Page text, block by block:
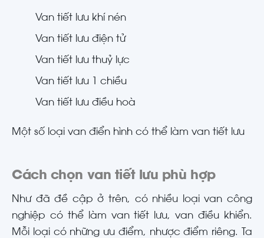
Van tiết lưu khí nén
Van tiết lưu điện tử
Van tiết lưu thuỷ lực
Van tiết lưu 1 chiều
Van tiết lưu điều hoà
Một số loại van điển hình có thể làm van tiết lưu
Cách chọn van tiết lưu phù hợp
Như đã đề cập ở trên, có nhiều loại van công
nghiệp có thể làm van tiết lưu, van điều khiển.
Mỗi loại có những ưu điểm, nhược điểm riêng. Ta